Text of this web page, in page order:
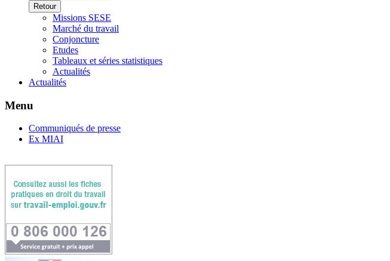
Retour
Missions SESE
Marché du travail
Conjoncture
Etudes
Tableaux et séries statistiques
Actualités
Actualités
Menu
Communiqués de presse
Ex MIAI